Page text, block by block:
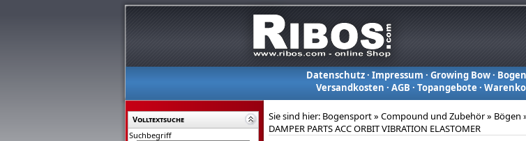
Datenschutz· Impressum · Growing Bow·
Versandkosten · AGB · Topangebote ·
Volltextsuche
Suchbegriff
Sie sind hier: Bogensport» Compound und Zubehör» Bögen
DAMPER PARTS ACC ORBIT VIBRATION ELASTOMER